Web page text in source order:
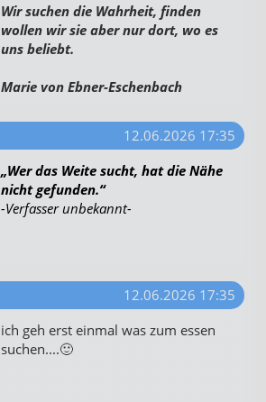
Wir suchen die Wahrheit, finden
wollen wir sie aber nur dort, wo es
uns beliebt.
Marie von Ebner-Eschenbach
12.06.2026 17:35
„Wer das Weite sucht, hat die Nähe
nicht gefunden.“
-Verfasser unbekannt-
12.06.2026 17:35
ich geh erst einmal was zum essen
suchen....🙂